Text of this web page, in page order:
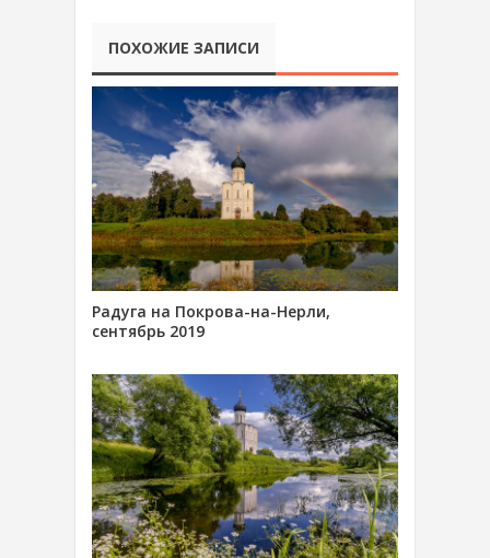
ПОХОЖИЕ ЗАПИСИ
Радуга на Покрова-на-Нерли,
сентябрь 2019